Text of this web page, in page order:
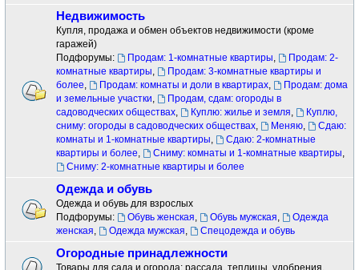
Недвижимость
Купля, продажа и обмен объектов недвижимости (кроме
гаражей)
Подфорумы:
Продам: 1-комнатные квартиры,
Продам: 2-
комнатные квартиры,
Продам: 3-комнатные квартиры и
более, Продам: комнаты и доли в квартирах,
Продам: дома
и земельные участки,
Продам, сдам: огороды в
садоводческих обществах, Куплю: жилье и земля,
Куплю,
сниму: огороды в садоводческих обществах, Меняю,
Сдаю:
комнаты и 1-комнатные квартиры,
Сдаю: 2-комнатные
квартиры и более, Сниму: комнаты и 1-комнатные квартиры,
Сниму: 2-комнатные квартиры и более
Одежда и обувь
Одежда и обувь для взрослых
Подфорумы:
Обувь женская, Обувь мужская,
Одежда
женская, Одежда мужская, Спецодежда и обувь
Огородные принадлежности
Товары для сада и огорода: рассада, теплицы, удобрения,